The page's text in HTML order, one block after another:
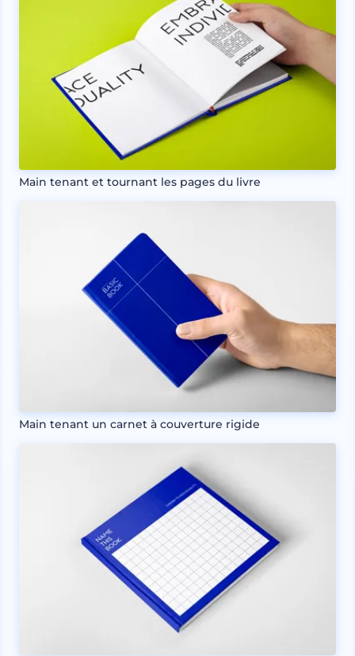
Main tenant et tournant les pages du livre
Main tenant un carnet à couverture rigide